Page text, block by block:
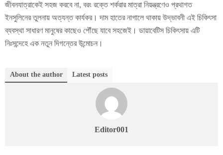
জীবনযাত্রাকেই সহজ করবে না, বরং রক্তে শর্করার মাত্রা নিয়ন্ত্রণেও প্রথাগত
ইনসুলিনের তুলনায় অত্যন্ত কার্যকর। দাম হাতের নাগালে থাকায় উদ্ভাবনী এই চিকিৎসা
ব্যবস্থা সাধারণ মানুষের কাছেও পৌঁছে যাবে সহজেই। ডায়াবেটিস চিকিৎসায় এটি
নিঃসন্দেহে এক নতুন দিগন্তের উন্মোচন।
About the author Latest posts
Editor001